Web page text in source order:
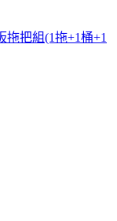
拖把組(1拖+1桶+1